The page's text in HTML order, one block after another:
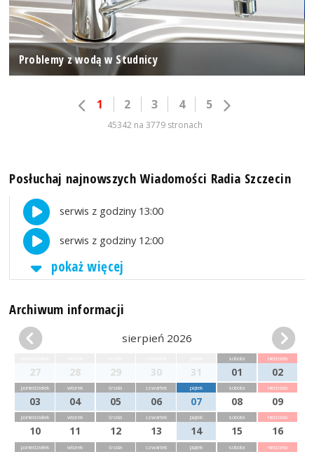
Problemy z wodą w Studnicy
1 2 3 4 5
45342 na 3779 stronach
Posłuchaj najnowszych Wiadomości Radia Szczecin
serwis z godziny 13:00
serwis z godziny 12:00
pokaż więcej
Archiwum informacji
sierpień 2026
27 28 29 30 31
sobota
01
niedziela
02
poniedziałek
03
wtorek
04
środa
05
czwartek
06
piątek
07
sobota
08
niedziela
09
poniedziałek
10
wtorek
11
środa
12
czwartek
13
piątek
14
sobota
15
niedziela
16
poniedziałek wtorek środa czwartek piątek sobota niedziela